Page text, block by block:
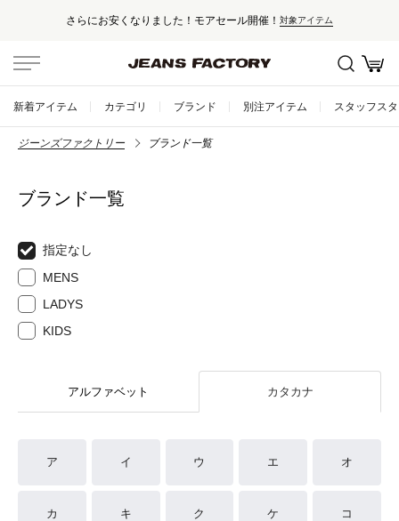
さらにお安くなりました！モアセール開催！ 対象アイテム
新着アイテム カテゴリ ブランド 別注アイテム スタッフス
ジーンズファクトリー ブランド一覧
ブランド一覧
指定なし
MENS
LADYS
KIDS
アルファベット カタカナ
ア イ ウ エ オ
カ キ ク ケ コ